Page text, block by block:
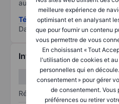
meilleure expérience de
optimisant et en analysant
que pour fournir un contenu
vous permettre de vous
En choisissant « Tout
l'utilisation de cookies et
personnelles qui en
consentement » pour gérer
de consentement.
préférences ou retirer
au risque le plus élevé).
Télécharger la
Data provided by
Informations financières
Résultats